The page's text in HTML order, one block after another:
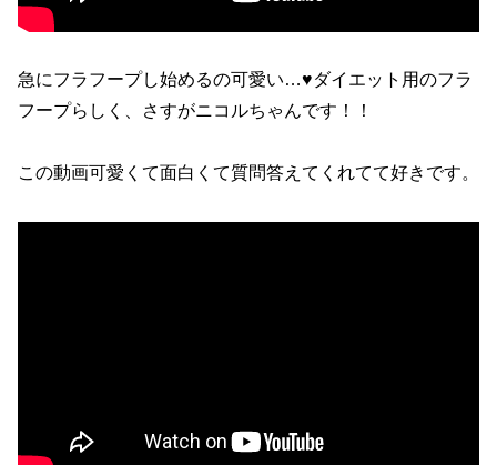
急にフラフープし始めるの可愛い…♥️ダイエット用のフラ
フープらしく、さすがニコルちゃんです！！
この動画可愛くて面白くて質問答えてくれてて好きです。